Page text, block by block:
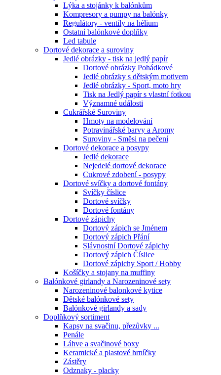
Lýka a stojánky k balónkům
Kompresory a pumpy na balónky
Regulátory - ventily na hélium
Ostatní balónkové doplňky
Led tabule
Dortové dekorace a suroviny
Jedlé obrázky - tisk na jedlý papír
Dortové obrázky Pohádkové
Jedlé obrázky s dětským motivem
Jedlé obrázky - Sport, moto hry
Tisk na Jedlý papír s vlastní fotkou
Významné události
Cukrářské Suroviny
Hmoty na modelování
Potravinářské barvy a Aromy
Suroviny - Směsi na pečení
Dortové dekorace a posypy
Jedlé dekorace
Nejedelé dortové dekorace
Cukrové zdobení - posypy
Dortové svíčky a dortové fontány
Svíčky číslice
Dortové svíčky
Dortové fontány
Dortové zápichy
Dortový zápich se Jménem
Dortový zápich Přání
Slávnostní Dortové zápichy
Dortový zápich Číslice
Dortové zápichy Sport / Hobby
Košíčky a stojany na muffiny
Balónkové girlandy a Narozeninové sety
Narozeninové balonkové kytice
Dětské balónkové sety
Balónkové girlandy a sady
Doplňkový sortiment
Kapsy na svačinu, přezůvky ...
Penále
Láhve a svačinové boxy
Keramické a plastové hrníčky
Zástěry
Odznaky - placky